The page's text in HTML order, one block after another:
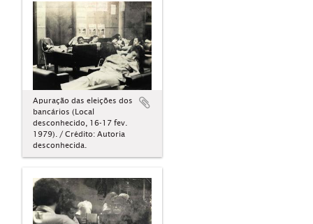
Apuração das eleições dos
bancários (Local
desconhecido, 16-17 fev.
1979). / Crédito: Autoria
desconhecida.